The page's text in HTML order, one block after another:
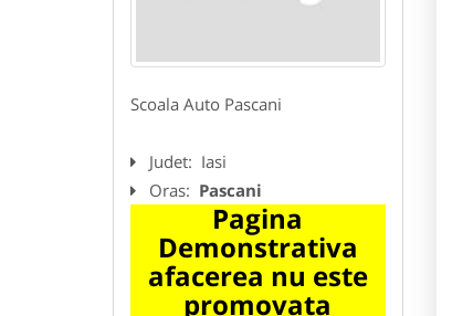
Scoala Auto Pascani
Judet: Iasi
Oras: Pascani
Pagina
Demonstrativa
afacerea nu este
promovata